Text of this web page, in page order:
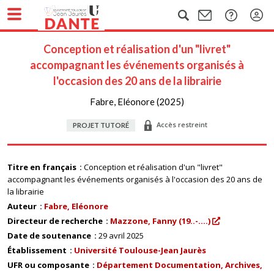
Conception et réalisation d'un "livret"
accompagnant les événements organisés à
l'occasion des 20 ans de la librairie
Fabre, Eléonore (2025)
PROJET TUTORÉ Accès restreint
Titre en français
Conception et réalisation d'un "livret"
accompagnant les événements organisés à l'occasion des 20 ans de
la librairie
Auteur
Fabre, Eléonore
Directeur de recherche
Mazzone, Fanny (19..-....)
Date de soutenance
29 avril 2025
Établissement
Université Toulouse-Jean Jaurès
UFR ou composante
Département Documentation, Archives,